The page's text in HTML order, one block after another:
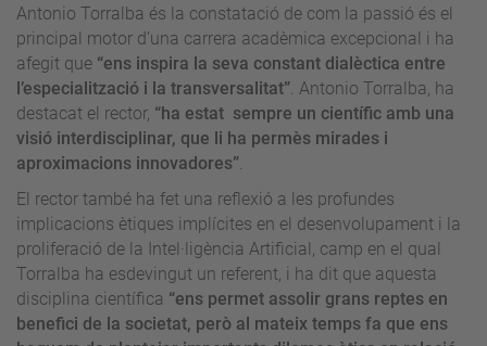
Antonio Torralba és la constatació de com la passió és el
principal motor d’una carrera acadèmica excepcional i ha
afegit que “ens inspira la seva constant dialèctica entre
l’especialització i la transversalitat” . Antonio Torralba, ha
destacat el rector, “ha estat sempre un científic amb una
visió interdisciplinar, que li ha permès mirades i
aproximacions innovadores”
El rector també ha fet una reflexió a les profundes
implicacions ètiques implícites en el desenvolupament i la
proliferació de la Intel·ligència Artificial, camp en el qual
Torralba ha esdevingut un referent, i ha dit que aquesta
disciplina científica “ens permet assolir grans reptes en
benefici de la societat, però al mateix temps fa que ens